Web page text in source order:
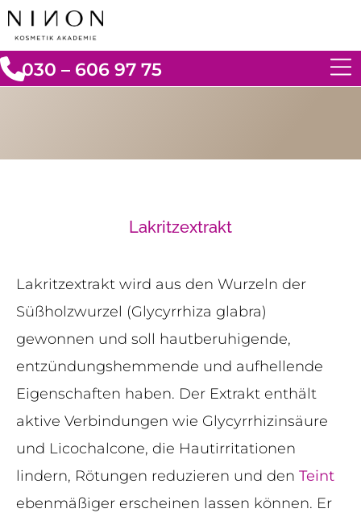
030 – 606 97 75
Lakritzextrakt
Lakritzextrakt wird aus den Wurzeln der
Süßholzwurzel (Glycyrrhiza glabra)
gewonnen und soll hautberuhigende,
entzündungshemmende und aufhellende
Eigenschaften haben. Der Extrakt enthält
aktive Verbindungen wie Glycyrrhizinsäure
und Licochalcone, die Hautirritationen
lindern, Rötungen reduzieren und den Teint
ebenmäßiger erscheinen lassen können. Er